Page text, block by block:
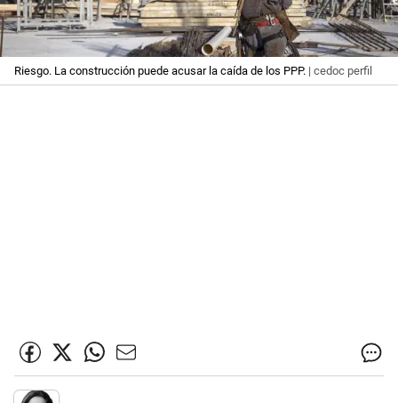
Riesgo. La construcción puede acusar la caída de los PPP. | cedoc perfil